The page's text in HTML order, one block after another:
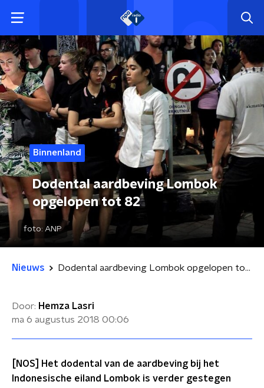
Binnenland
Dodental aardbeving Lombok
opgelopen tot 82
foto: ANP
Nieuws Dodental aardbeving Lombok opgelopen tot 82
Door: Hemza Lasri
ma 6 augustus 2018 00:06
[NOS] Het dodental van de aardbeving bij het
Indonesische eiland Lombok is verder gestegen